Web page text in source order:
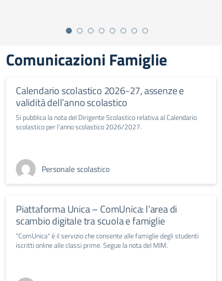
Comunicazioni Famiglie
Calendario scolastico 2026-27, assenze e
validità dell’anno scolastico
Si pubblica la nota del Dirigente Scolastico relativa al Calendario
scolastico per l'anno scolastico 2026/2027.
Personale scolastico
Piattaforma Unica – ComUnica: l’area di
scambio digitale tra scuola e famiglie
“ComUnica" è il servizio che consente alle famiglie degli studenti
iscritti online alle classi prime. Segue la nota del MIM.